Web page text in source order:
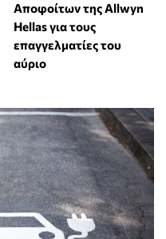
Αποφοίτων της Allwyn
Hellas για τους
επαγγελματίες του
αύριο